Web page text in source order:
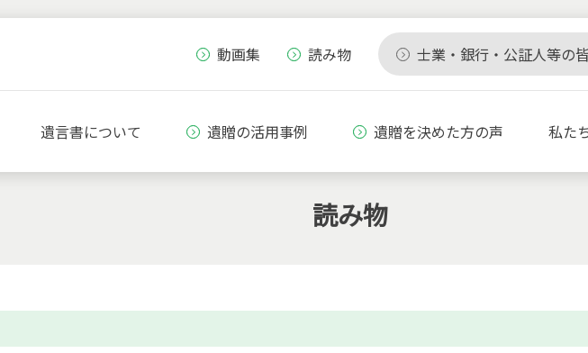
動画集 読み物 士業・銀行・公証人等の
遺言書について 遺贈の活用事例 遺贈を決めた方の声 私た
読み物